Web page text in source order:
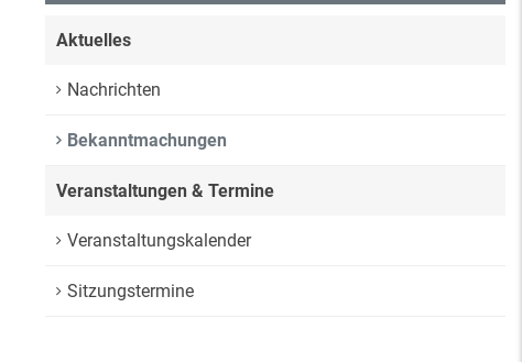
Aktuelles
Nachrichten
Bekanntmachungen
Veranstaltungen & Termine
Veranstaltungskalender
Sitzungstermine